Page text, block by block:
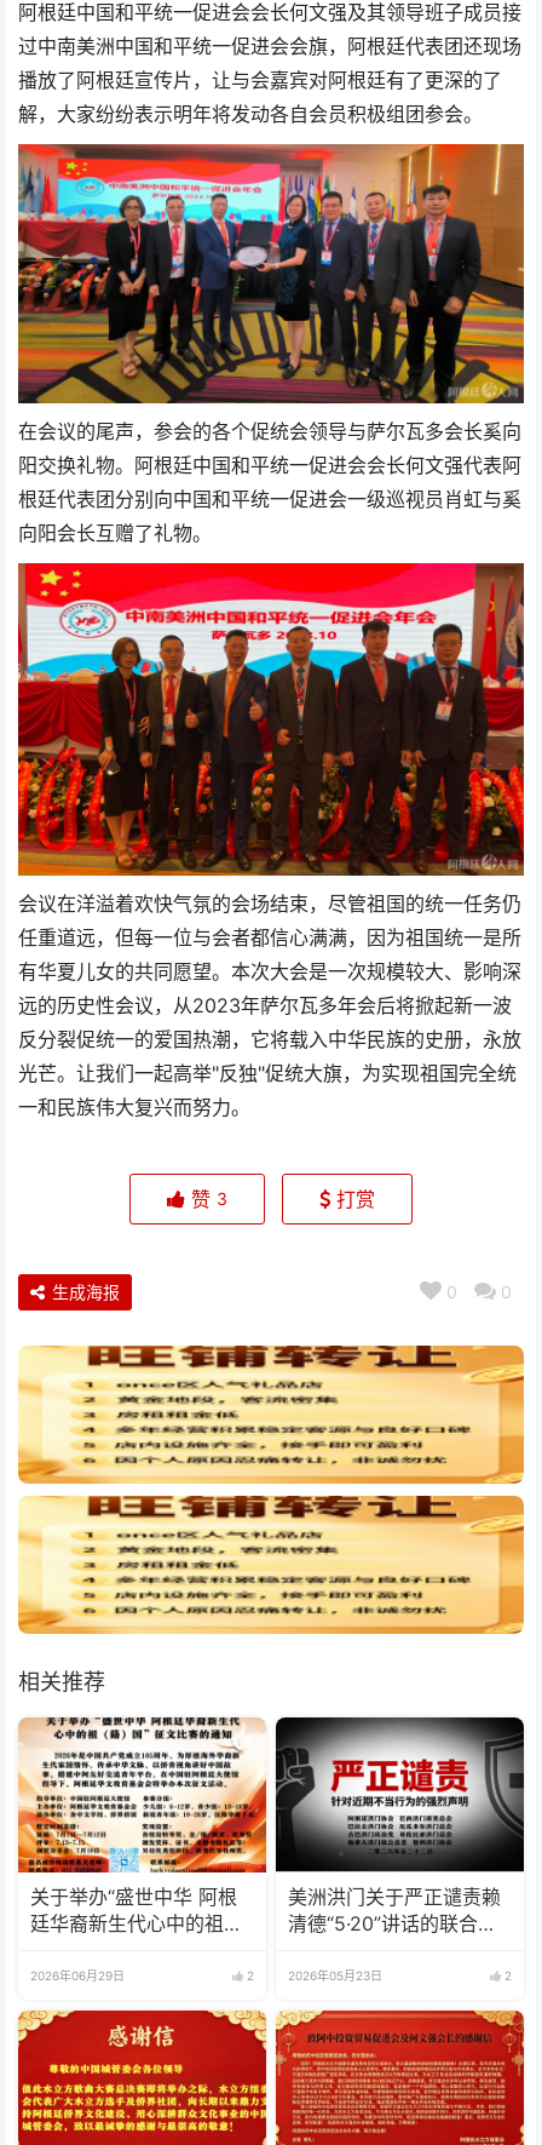
阿根廷中国和平统一促进会会长何文强及其领导班子成员接
过中南美洲中国和平统一促进会会旗，阿根廷代表团还现场
播放了阿根廷宣传片，让与会嘉宾对阿根廷有了更深的了
解，大家纷纷表示明年将发动各自会员积极组团参会。
在会议的尾声，参会的各个促统会领导与萨尔瓦多会长奚向
阳交换礼物。阿根廷中国和平统一促进会会长何文强代表阿
根廷代表团分别向中国和平统一促进会一级巡视员肖虹与奚
向阳会长互赠了礼物。
会议在洋溢着欢快气氛的会场结束，尽管祖国的统一任务仍
任重道远，但每一位与会者都信心满满，因为祖国统一是所
有华夏儿女的共同愿望。本次大会是一次规模较大、影响深
远的历史性会议，从2023年萨尔瓦多年会后将掀起新一波
反分裂促统一的爱国热潮，它将载入中华民族的史册，永放
光芒。让我们一起高举"反独"促统大旗，为实现祖国完全统
一和民族伟大复兴而努力。
赞 3 打赏
0 0
生成海报
相关推荐
关于举办“盛世中华 阿根
廷华裔新生代心中的祖
2026年06月29日 2
美洲洪门关于严正谴责赖
清德“5·20”讲话的联合声
2026年05月23日 2